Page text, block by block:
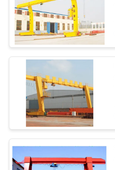
CONTATTICI
RICHIEDA
UNA
CITAZIONE
MAPPA
DEL
SITO